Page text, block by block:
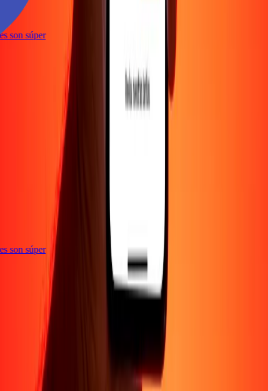
son súper
son súper
Blog Corporativo
Política de privacidad
Aviso de cookiesTérminos y